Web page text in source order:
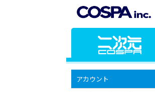
アカウント